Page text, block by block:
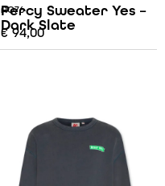
AO76
Percy Sweater Yes –
Dark Slate
€94,00